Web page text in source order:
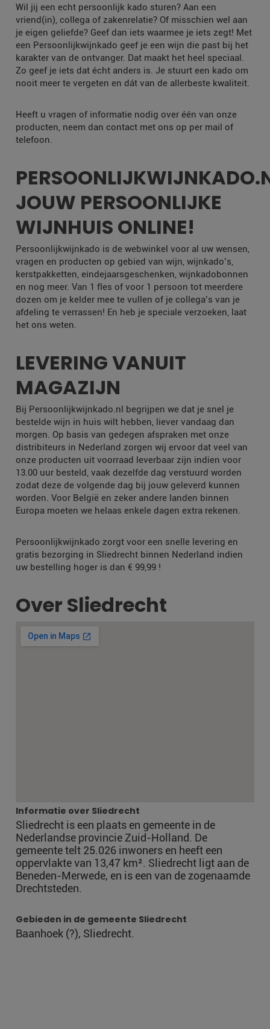
Wil jij een echt persoonlijk kado sturen? Aan een
vriend(in), collega of zakenrelatie? Of misschien wel aan
je eigen geliefde? Geef dan iets waarmee je iets zegt! Met
een Persoonlijkwijnkado geef je een wijn die past bij het
karakter van de ontvanger. Dat maakt het heel speciaal.
Zo geef je iets dat écht anders is. Je stuurt een kado om
nooit meer te vergeten en dát van de allerbeste kwaliteit.
Heeft u vragen of informatie nodig over één van onze
producten, neem dan contact met ons op per mail of
telefoon.
JOUW PERSOONLIJKE
WIJNHUIS ONLINE!
Persoonlijkwijnkado is de webwinkel voor al uw wensen,
vragen en producten op gebied van wijn, wijnkado’s,
kerstpakketten, eindejaarsgeschenken, wijnkadobonnen
en nog meer. Van 1 fles of voor 1 persoon tot meerdere
dozen om je kelder mee te vullen of je collega’s van je
afdeling te verrassen! En heb je speciale verzoeken, laat
het ons weten.
LEVERING VANUIT
MAGAZIJN
Bij Persoonlijkwijnkado.nl begrijpen we dat je snel je
bestelde wijn in huis wilt hebben, liever vandaag dan
morgen. Op basis van gedegen afspraken met onze
distribiteurs in Nederland zorgen wij ervoor dat veel van
onze producten uit voorraad leverbaar zijn indien voor
13.00 uur besteld, vaak dezelfde dag verstuurd worden
zodat deze de volgende dag bij jouw geleverd kunnen
worden. Voor België en zeker andere landen binnen
Europa moeten we helaas enkele dagen extra rekenen.
Persoonlijkwijnkado zorgt voor een snelle levering en
gratis bezorging in Sliedrecht binnen Nederland indien
uw bestelling hoger is dan € 99,99 !
Over Sliedrecht
Informatie over Sliedrecht
Sliedrecht is een plaats en gemeente in de
Nederlandse provincie Zuid-Holland. De
gemeente telt 25.026 inwoners en heeft een
oppervlakte van 13,47 km². Sliedrecht ligt aan de
Beneden-Merwede, en is een van de zogenaamde
Drechtsteden.
Gebieden in de gemeente Sliedrecht
Baanhoek (?), Sliedrecht.